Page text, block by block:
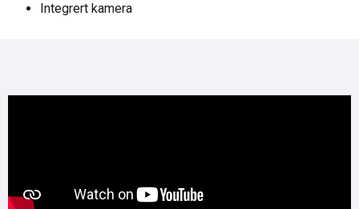
Integrert kamera